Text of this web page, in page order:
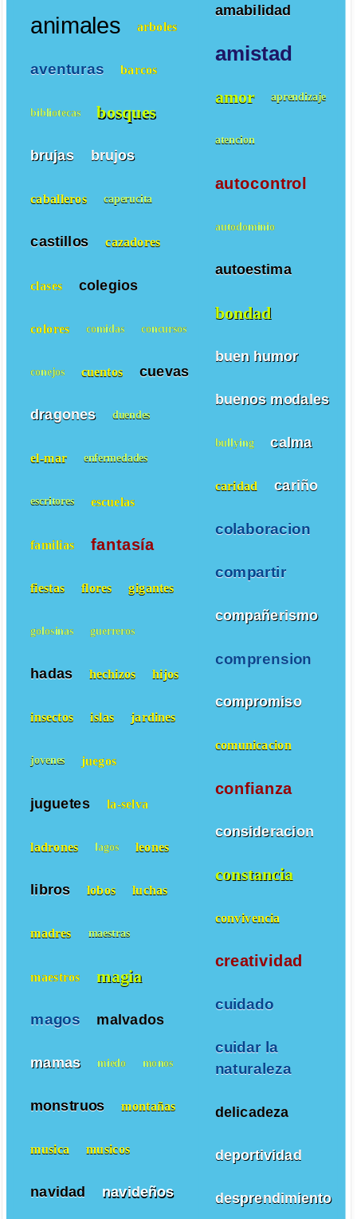
amabilidad
amistad
amor aprendizaje
atencion
autocontrol
autodominio
autoestima
bondad
buen humor
buenos modales
bullying calma
caridad cariño
colaboracion
compartir
compañerismo
comprension
compromiso
comunicacion
confianza
consideracion
constancia
convivencia
creatividad
cuidado
cuidar la
naturaleza
delicadeza
deportividad
desprendimiento
animales arboles
aventuras barcos
bibliotecas bosques
brujas brujos
caballeros caperucita
castillos cazadores
clases colegios
colores comidas concursos
conejos cuentos cuevas
dragones duendes
el-mar enfermedades
escritores escuelas
familias fantasía
fiestas flores gigantes
golosinas guerreros
hadas hechizos hijos
insectos islas jardines
jovenes juegos
juguetes la-selva
ladrones lagos leones
libros lobos luchas
madres maestras
maestros magia
magos malvados
mamas miedo monos
monstruos montañas
musica musicos
navidad navideños